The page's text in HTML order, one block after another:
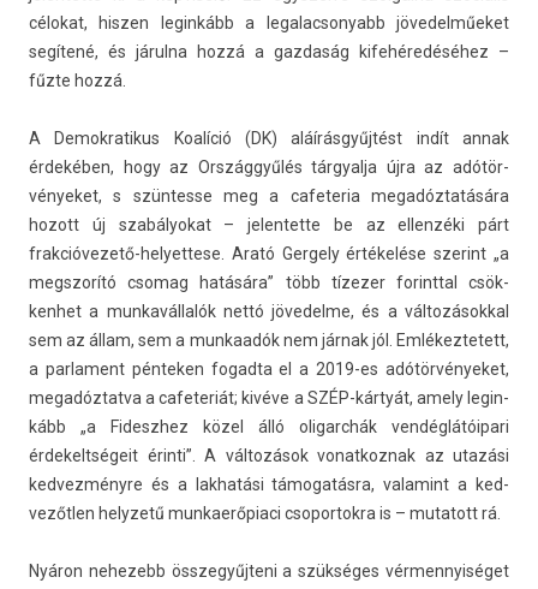
célokat, hisz­en legin­kább a legalac­sonyabb jövedel­műeket
segítené, és járulna hozzá a gaz­daság kifehéredéséhez –
fűzte hozzá.
A De­mok­ratikus Koalíció (DK) aláírásgyűjtést indít annak
érdekében, hogy az Országgyűlés tár­gyal­ja újra az adótör­
vényeket, s szün­tesse meg a cafeteria megadóztatására
hozott új szabályokat – jelen­tette be az el­lenzéki párt
frakcióvezető-helyettese. Arató Ger­ge­ly értékelése szerint „a
megszorító csomag hatására” több tízezer forintt­al csök­
kenhet a mun­kavál­lalók nettó jövedel­me, és a vál­tozásokk­al
sem az állam, sem a mun­kaadók nem járnak jól. Em­lékez­tetett,
a par­la­ment pén­tek­en fogad­ta el a 2019-es adótör­vényeket,
megadóz­tatva a cafeteriát; kivéve a SZÉP-kártyát, amely legin­
kább „a Fideszhez közel álló oligarchák vendéglátóipari
érdekeltségeit érinti”. A változások vonat­koznak az utazási
ked­vezményre és a lak­hatási támogatásra, valamint a ked­
vezőtl­en helyzetű mun­kaerőpiaci csopor­tokra is – mutatott rá.
Nyáron nehezebb összegyűj­teni a szükséges vér­mennyiséget